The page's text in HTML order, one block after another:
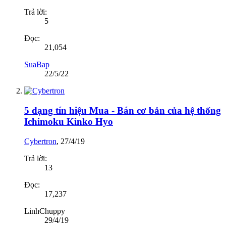
Trả lời:
5
Đọc:
21,054
SuaBap
22/5/22
5 dạng tín hiệu Mua - Bán cơ bản của hệ thống
Ichimoku Kinko Hyo
Cybertron, 27/4/19
Trả lời:
13
Đọc:
17,237
LinhChuppy
29/4/19